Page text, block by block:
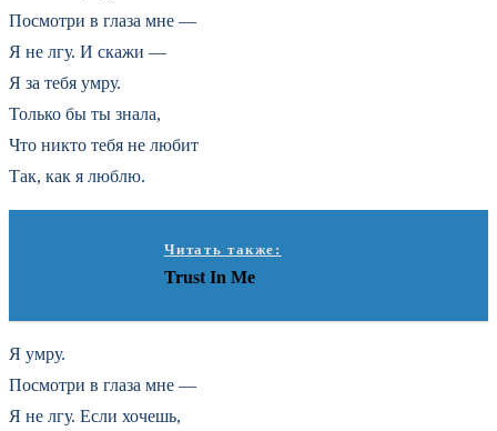
Посмотри в глаза мне —
Я не лгу. И скажи —
Я за тебя умру.
Только бы ты знала,
Что никто тебя не любит
Так, как я люблю.
Читать также:
Trust In Me
Я умру.
Посмотри в глаза мне —
Я не лгу. Если хочешь,